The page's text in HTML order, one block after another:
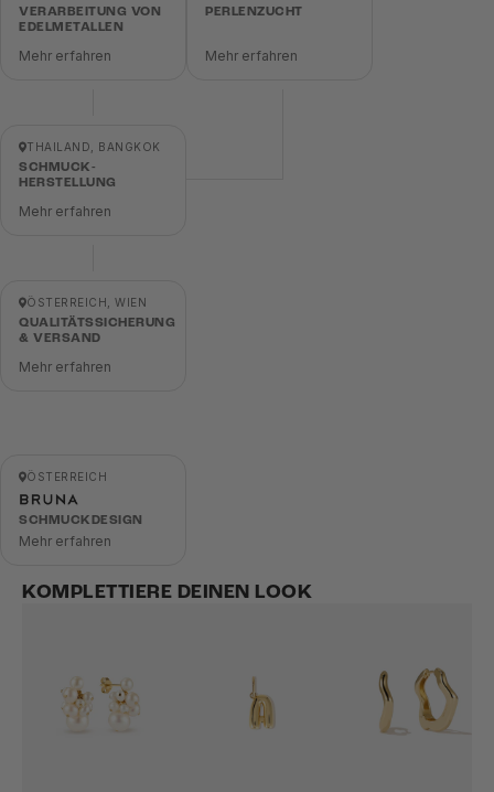
VERARBEITUNG VON
EDELMETALLEN
Mehr erfahren
THAILAND, BANGKOK
SCHMUCK-
HERSTELLUNG
Mehr erfahren
ÖSTERREICH, WIEN
QUALITÄTSSICHERUNG
& VERSAND
Mehr erfahren
ÖSTERREICH
SCHMUCKDESIGN
Mehr erfahren
PERLENZUCHT
Mehr erfahren
KOMPLETTIERE DEINEN LOOK